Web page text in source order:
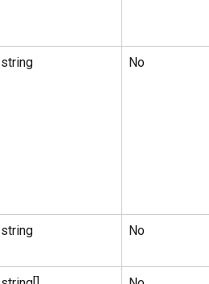
string No
string No